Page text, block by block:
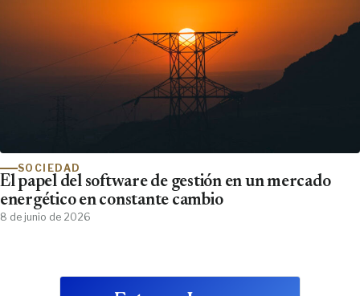
SOCIEDAD
El papel del software de gestión en un mercado
energético en constante cambio
8 de junio de 2026